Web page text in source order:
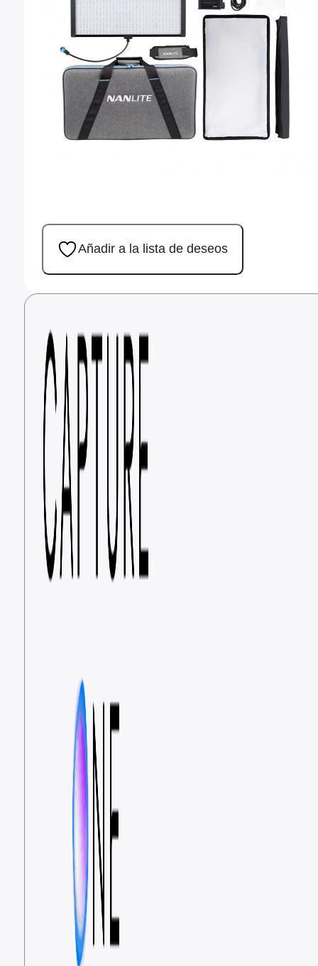
Montura Nikon F
Montura Nikon Z
Montura Fuji X
Montura Fuji G
Objetivos Tamron
Filtros y portafiltros
Accesorios para objetivos
Añadir a la lista de deseos